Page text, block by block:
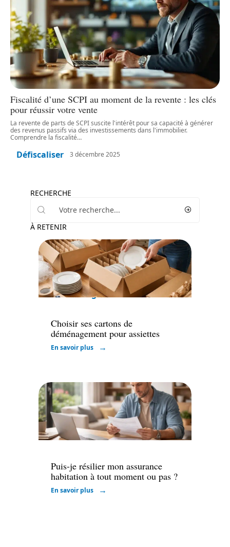
Fiscalité d’une SCPI au moment de la revente : les clés
pour réussir votre vente
La revente de parts de SCPI suscite l'intérêt pour sa capacité à générer
des revenus passifs via des investissements dans l'immobilier.
Comprendre la fiscalité…
Défiscaliser 3 décembre 2025
RECHERCHE
À RETENIR
Déménager
Choisir ses cartons de
déménagement pour assiettes
En savoir plus
Assurer
Puis-je résilier mon assurance
habitation à tout moment ou pas ?
En savoir plus